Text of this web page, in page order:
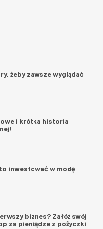
żeby zawsze wyglądać
i krótka historia
inwestować w modę
biznes? Załóż swój
za pieniądze z pożyczki